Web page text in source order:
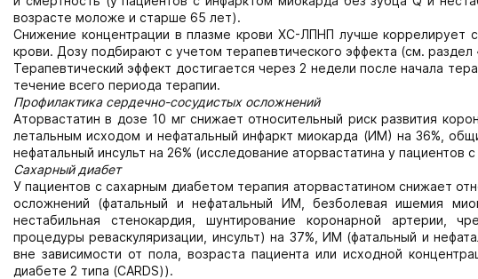
возрасте моложе и старше 65 лет).
Снижение концентрации в плазме крови ХС-ЛПНП лучше коррелирует
крови. Дозу подбирают с учетом терапевтического эффекта (см.
Терапевтический эффект достигается через 2 недели после начала
течение всего периода терапии.
Профилактика сердечно-сосудистых осложнений
Аторвастатин в дозе 10 мг снижает относительный риск развития
летальным исходом и нефатальный инфаркт миокарда (ИМ) на 36%,
нефатальный инсульт на 26% (исследование аторвастатина у пациентов
Сахарный диабет
У пациентов с сахарным диабетом терапия аторвастатином снижает
осложнений (фатальный и нефатальный ИМ, безболевая ишемия
нестабильная стенокардия, шунтирование коронарной артерии,
процедуры реваскуляризации, инсульт) на 37%, ИМ (фатальный и
вне зависимости от пола, возраста пациента или исходной
диабете 2 типа (CARDS)).